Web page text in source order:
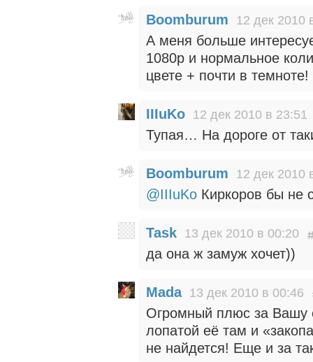
Boomburum 12 дек 2010
А меня больше
1080p и нормальное
цвете + почти в темноте!
IIIuKo 12 дек 2010 в 23:51
Тупая… На дороге от
Boomburum 12 дек 2010
@IIIuKo Киркоров бы не
Task 13 дек 2010 в 00:20
да она ж замуж хочет))
Mada 13 дек 2010 в 00:46
Огромный плюс за Вашу
лопатой её там и
не найдется! Еще и за